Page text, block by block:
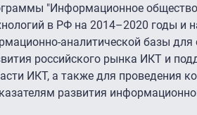
"Информационное
в РФ на 2014–2020 годы и
аналитической базы для
российского рынка ИКТ и
ИКТ, а также для проведения
развития